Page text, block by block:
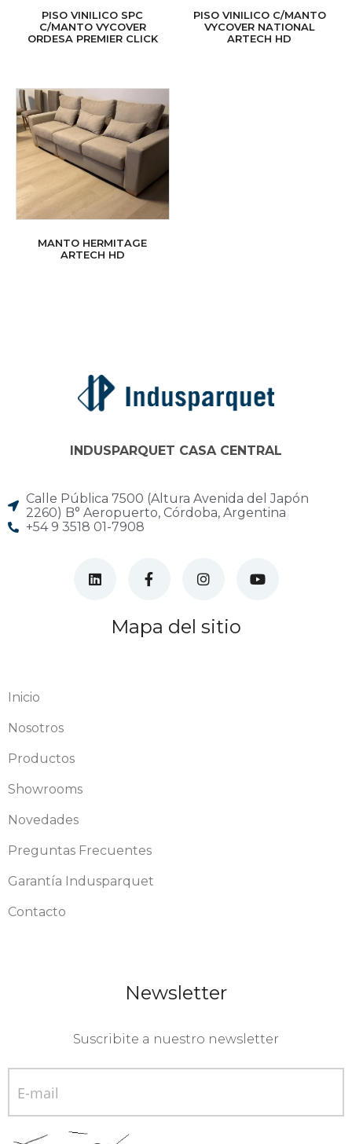
PISO VINILICO SPC
C/MANTO VYCOVER
ORDESA PREMIER CLICK
PISO VINILICO C/MANTO
VYCOVER NATIONAL
ARTECH HD
MANTO HERMITAGE
ARTECH HD
INDUSPARQUET CASA CENTRAL
Calle Pública 7500 (Altura Avenida del Japón
2260) B° Aeropuerto, Córdoba, Argentina
+54 9 3518 01-7908
Mapa del sitio
Inicio
Nosotros
Productos
Showrooms
Novedades
Preguntas Frecuentes
Garantía Indusparquet
Contacto
Newsletter
Suscribite a nuestro newsletter
E-mail